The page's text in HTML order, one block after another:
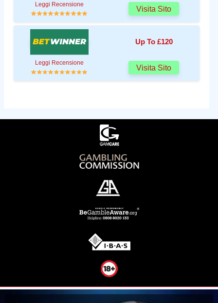
Leggi Recensione
Visita Sito
Up To £120
Leggi Recensione
Visita Sito